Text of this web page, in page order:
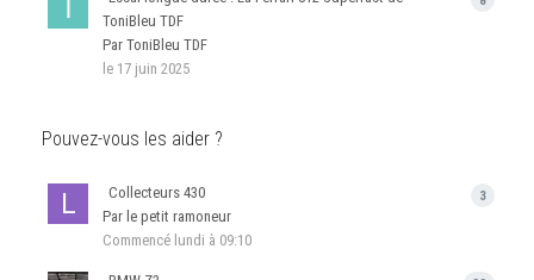
ToniBleu TDF
Par ToniBleu TDF
le 17 juin 2025
Pouvez-vous les aider ?
3
Collecteurs 430
Par le petit ramoneur
Commencé lundi à 09:10